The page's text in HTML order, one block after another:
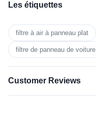
Les étiquettes
filtre à air à panneau plat
filtre de panneau de voiture
Customer Reviews